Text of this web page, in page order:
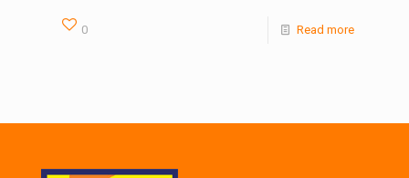
0 Read more